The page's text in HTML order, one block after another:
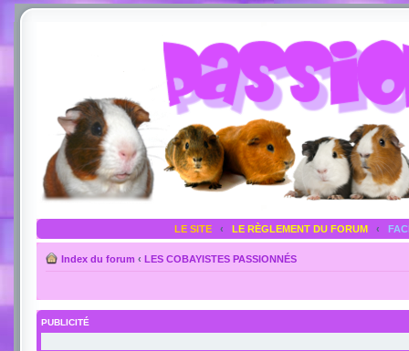
LE SITE ‹ LE RÈGLEMENT DU FORUM ‹
Index du forum ‹ LES COBAYISTES PASSIONNÉS
PUBLICITÉ